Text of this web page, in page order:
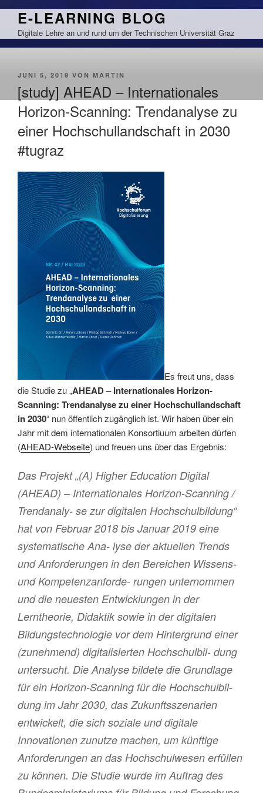
Zum
springen
E-LEARNING BLOG
Digitale Lehre an und rund um der Technischen Universität Graz
VERÖFFENTLICHT
JUNI 5, 2019 VON MARTIN
[study] AHEAD – Internationales
Horizon-Scanning: Trendanalyse zu
einer Hochschullandschaft in 2030
#tugraz
Es freut uns, dass
die Studie zu „AHEAD – Internationales Horizon-
Scanning: Trendanalyse zu einer Hochschullandschaft
in 2030“ nun öffentlich zugänglich ist. Wir haben über ein
Jahr mit dem internationalen Konsortiuum arbeiten dürfen
(AHEAD-Webseite) und freuen uns über das Ergebnis:
Das Projekt „(A) Higher Education Digital
(AHEAD) – Internationales Horizon-Scanning /
Trendanaly- se zur digitalen Hochschulbildung“
hat von Februar 2018 bis Januar 2019 eine
systematische Ana- lyse der aktuellen Trends
und Anforderungen in den Bereichen Wissens-
und Kompetenzanforde- rungen unternommen
und die neuesten Entwicklungen in der
Lerntheorie, Didaktik sowie in der digitalen
Bildungstechnologie vor dem Hintergrund einer
(zunehmend) digitalisierten Hochschulbil- dung
untersucht. Die Analyse bildete die Grundlage
für ein Horizon-Scanning für die Hochschulbil-
dung im Jahr 2030, das Zukunftsszenarien
entwickelt, die sich soziale und digitale
Innovationen zunutze machen, um künftige
Anforderungen an das Hochschulwesen erfüllen
zu können. Die Studie wurde im Auftrag des